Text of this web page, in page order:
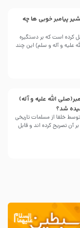
پیامبر خوبی ها چه
است که بر دستگیره
علیه و آله و سلم) این چند
الله علیه و آله)
شد؟
خلفا از مسلمات تاریخی
تصریح کرده اند و قابل